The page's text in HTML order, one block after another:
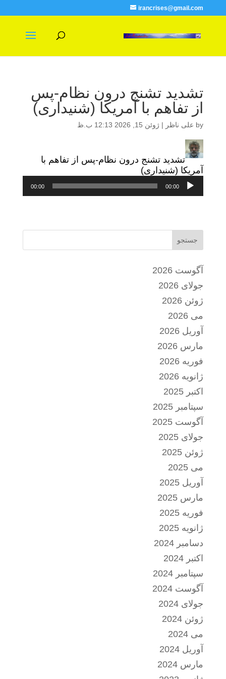
irancrises@gmail.com
تشدید تشنج درون نظام-پس
از تفاهم با آمریکا (شنیداری)
by علی ناظر | ژوئن 15, 2026 12:13 ب.ظ
تشدید تشنج درون نظام-پس از تفاهم با
آمریکا (شنیداری)
پخش‌کننده
صوت
00:00
00:00
جستجو
آگوست 2026
جولای 2026
ژوئن 2026
می 2026
آوریل 2026
مارس 2026
فوریه 2026
ژانویه 2026
اکتبر 2025
سپتامبر 2025
آگوست 2025
جولای 2025
ژوئن 2025
می 2025
آوریل 2025
مارس 2025
فوریه 2025
ژانویه 2025
دسامبر 2024
اکتبر 2024
سپتامبر 2024
آگوست 2024
جولای 2024
ژوئن 2024
می 2024
آوریل 2024
مارس 2024